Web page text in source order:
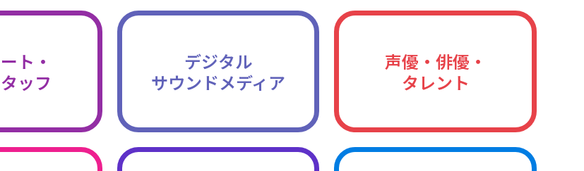
ト・
ッフ
デジタル
サウンドメディア
声優・俳優・
タレント